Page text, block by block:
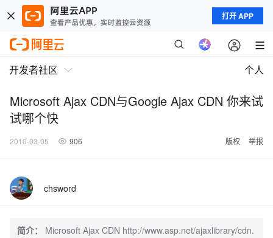
打开 APP
开发者社区 个人
Microsoft Ajax CDN与Google Ajax CDN 你来试
试哪个快
2010-03-05 906 版权 举报
chsword
简介：
Microsoft Ajax CDN http://www.asp.net/ajaxlibrary/cdn.